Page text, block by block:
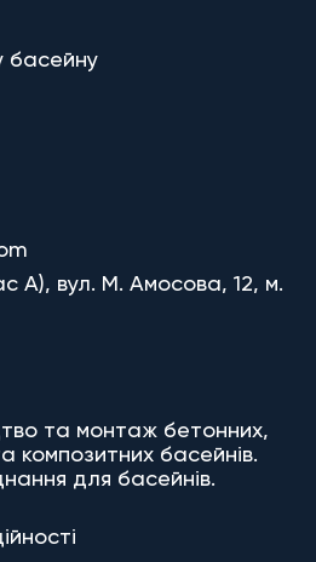
басейну
A), вул. М. Амосова, 12, м.
та монтаж бетонних,
композитних басейнів.
для басейнів.